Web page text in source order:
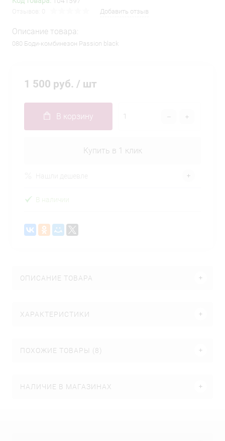
Добавить отзыв
Описание товара:
080 Боди-комбинезон Passion black
1 500 руб. / шт
В корзину
Купить в 1 клик
В наличии
ОПИСАНИЕ ТОВАРА
ХАРАКТЕРИСТИКИ
ПОХОЖИЕ ТОВАРЫ (8)
НАЛИЧИЕ В МАГАЗИНАХ